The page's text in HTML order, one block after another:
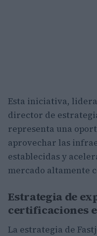
Esta iniciativa,
director de
representa una
aprovechar las
establecidas y
mercado altamente
Estrategia de
certificaciones
La estrategia de